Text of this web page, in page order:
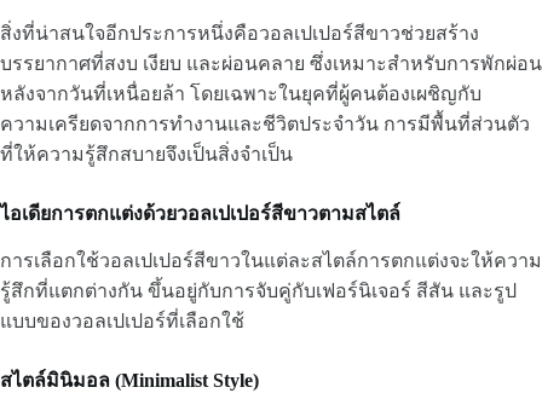
สิ่งที่น่าสนใจอีกประการหนึ่งคือวอลเปเปอร์สีขาวช่วยสร้าง
บรรยากาศที่สงบ เงียบ และผ่อนคลาย ซึ่งเหมาะสำหรับการพักผ่อน
หลังจากวันที่เหนื่อยล้า โดยเฉพาะในยุคที่ผู้คนต้องเผชิญกับ
ความเครียดจากการทำงานและชีวิตประจำวัน การมีพื้นที่ส่วนตัว
ที่ให้ความรู้สึกสบายจึงเป็นสิ่งจำเป็น
ไอเดียการตกแต่งด้วยวอลเปเปอร์สีขาวตามสไตล์
การเลือกใช้วอลเปเปอร์สีขาวในแต่ละสไตล์การตกแต่งจะให้ความ
รู้สึกที่แตกต่างกัน ขึ้นอยู่กับการจับคู่กับเฟอร์นิเจอร์ สีสัน และรูป
แบบของวอลเปเปอร์ที่เลือกใช้
สไตล์มินิมอล (Minimalist Style)